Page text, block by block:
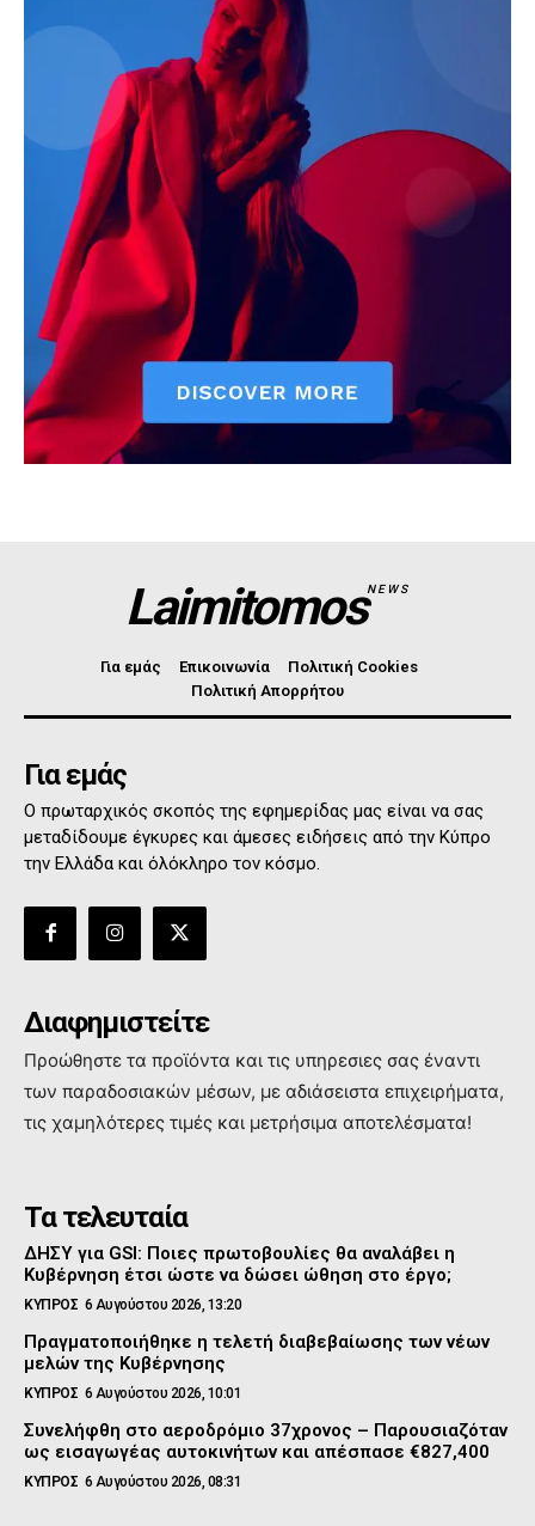
LaimitomosNEWS
Για εμάς Επικοινωνία
Πολιτική Cookies
Πολιτική Απορρήτου
Για εμάς
Ο πρωταρχικός σκοπός της εφημερίδας μας είναι να σας
μεταδίδουμε έγκυρες και άμεσες ειδήσεις από την Κύπρο
την Ελλάδα και όλόκληρο τον κόσμο.
Διαφημιστείτε
Προώθηστε τα προϊόντα και τις υπηρεσιες σας έναντι
των παραδοσιακών μέσων, με αδιάσειστα επιχειρήματα,
τις χαμηλότερες τιμές και μετρήσιμα αποτελέσματα!
Τα τελευταία
ΔΗΣΥ για GSI: Ποιες πρωτοβουλίες θα αναλάβει η
Κυβέρνηση έτσι ώστε να δώσει ώθηση στο έργο;
ΚΥΠΡΟΣ 6 Αυγούστου 2026, 13:20
Πραγματοποιήθηκε η τελετή διαβεβαίωσης των νέων
μελών της Κυβέρνησης
ΚΥΠΡΟΣ 6 Αυγούστου 2026, 10:01
Συνελήφθη στο αεροδρόμιο 37χρονος – Παρουσιαζόταν
ως εισαγωγέας αυτοκινήτων και απέσπασε €827,400
ΚΥΠΡΟΣ 6 Αυγούστου 2026, 08:31